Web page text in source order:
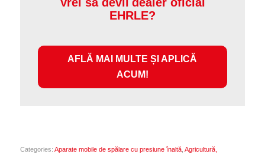
Vrei să devii dealer oficial
EHRLE?
AFLĂ MAI MULTE ȘI APLICĂ
ACUM!
Categories: Aparate mobile de spălare cu presiune înaltă, Agricultură,